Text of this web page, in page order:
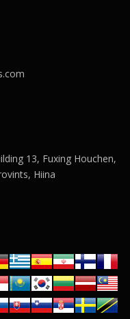
13, Fuxing Houchen,
Hiina